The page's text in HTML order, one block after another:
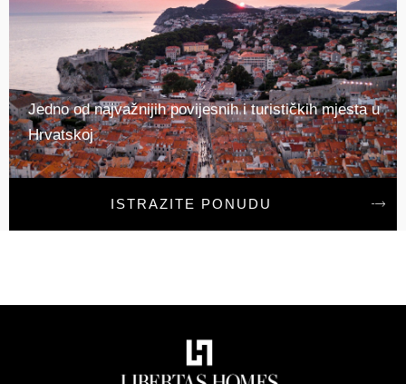
Jedno od najvažnijih povijesnih i turističkih mjesta u
Hrvatskoj
ISTRAZITE PONUDU